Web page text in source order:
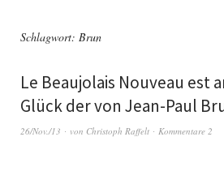
Schlagwort: Brun
Le Beaujolais Nouveau est
Glück der von Jean-Paul
26/Nov./13 von Christoph Raffelt Kommentare 2